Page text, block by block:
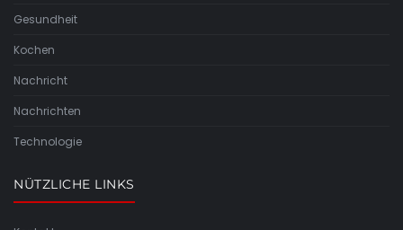
Gesundheit
Kochen
Nachricht
Nachrichten
Technologie
NÜTZLICHE LINKS